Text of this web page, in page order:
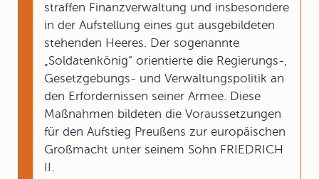
straffen Finanzverwaltung und insbesondere
in der Aufstellung eines gut ausgebildeten
stehenden Heeres. Der sogenannte
„Soldatenkönig“ orientierte die Regierungs-,
Gesetzgebungs- und Verwaltungspolitik an
den Erfordernissen seiner Armee. Diese
Maßnahmen bildeten die Voraussetzungen
für den Aufstieg Preußens zur europäischen
Großmacht unter seinem Sohn FRIEDRICH
II.